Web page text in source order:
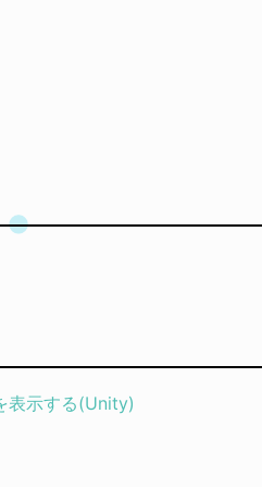
表示する(Unity)